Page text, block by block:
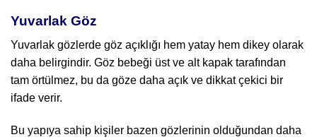
Yuvarlak Göz
Yuvarlak gözlerde göz açıklığı hem yatay hem dikey olarak
daha belirgindir. Göz bebeği üst ve alt kapak tarafından
tam örtülmez, bu da göze daha açık ve dikkat çekici bir
ifade verir.
Bu yapıya sahip kişiler bazen gözlerinin olduğundan daha